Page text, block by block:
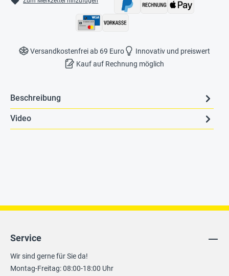
Versandkostenfrei ab 69 Euro
Innovativ und preiswert
Kauf auf Rechnung möglich
Beschreibung
Video
Service
Wir sind gerne für Sie da!
Montag-Freitag: 08:00-18:00 Uhr